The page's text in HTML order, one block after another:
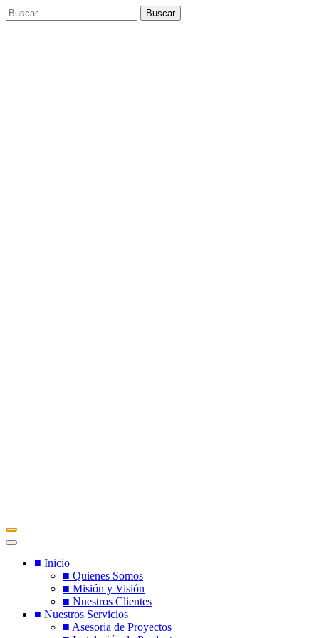
■ Inicio
■ Quienes Somos
■ Misión y Visión
■ Nuestros Clientes
■ Nuestros Servicios
■ Asesoria de Proyectos